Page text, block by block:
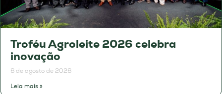
Troféu Agroleite 2026 celebra
inovação
6 de agosto de 2026
Leia mais »